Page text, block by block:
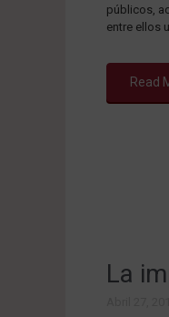
públicos,
entre ellos
Read
La